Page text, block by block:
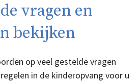
vragen en
bekijken
op veel gestelde vragen
in de kinderopvang voor u